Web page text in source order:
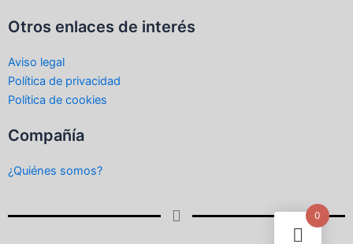
Otros enlaces de interés
Aviso legal
Política de privacidad
Política de cookies
Compañía
¿Quiénes somos?
0